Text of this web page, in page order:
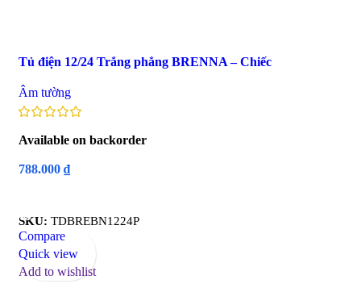
Tủ điện 12/24 Trắng phẳng BRENNA – Chiếc
Âm tường
Available on backorder
788.000 ₫
SKU: TDBREBN1224P
Compare
Quick view
Add to wishlist